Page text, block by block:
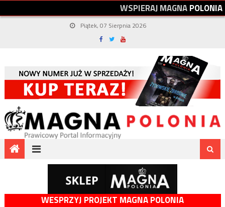
WSPIERAJMAGNAPOLONIA
Piątek, 07 Sierpnia 2026
WESPRZYJ PROJEKT MAGNA POLONIA